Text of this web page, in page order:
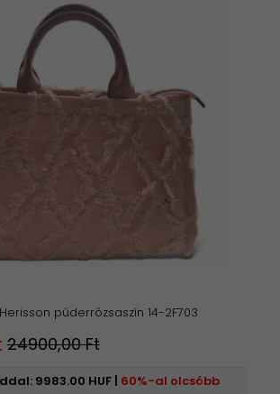
púderrózsaszín 14-2F703
24900,00 Ft
9983.00 HUF 60%-al olcsóbb